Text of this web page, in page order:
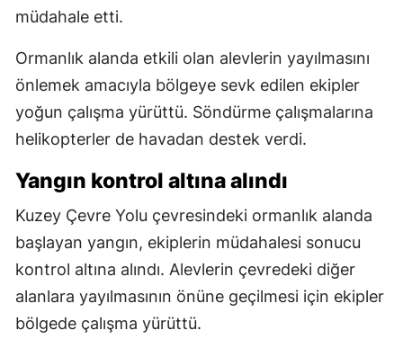
müdahale etti.
Ormanlık alanda etkili olan alevlerin yayılmasını
önlemek amacıyla bölgeye sevk edilen ekipler
yoğun çalışma yürüttü. Söndürme çalışmalarına
helikopterler de havadan destek verdi.
Yangın kontrol altına alındı
Kuzey Çevre Yolu çevresindeki ormanlık alanda
başlayan yangın, ekiplerin müdahalesi sonucu
kontrol altına alındı. Alevlerin çevredeki diğer
alanlara yayılmasının önüne geçilmesi için ekipler
bölgede çalışma yürüttü.